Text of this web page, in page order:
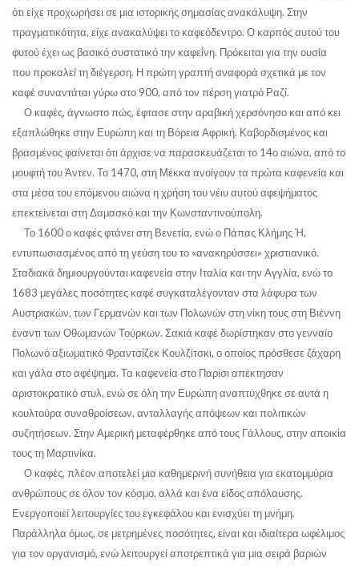
ότι είχε προχωρήσει σε μια ιστορικής σημασίας ανακάλυψη. Στην
πραγματικότητα, είχε ανακαλύψει το καφεόδεντρο. Ο καρπός αυτού του
φυτού έχει ως βασικό συστατικό την καφεΐνη. Πρόκειται για την ουσία
που προκαλεί τη διέγερση. Η πρώτη γραπτή αναφορά σχετικά με τον
καφέ συναντάται γύρω στο 900, από τον πέρση γιατρό Ραζί.
Ο καφές, άγνωστο πώς, έφτασε στην αραβική χερσόνησο και από κει
εξαπλώθηκε στην Ευρώπη και τη Βόρεια Αφρική. Καβορδισμένος και
βρασμένος φαίνεται ότι άρχισε να παρασκευάζεται το 14οαιώνα, από το
μουφτή του Άντεν. Το 1470, στη Μέκκα ανοίγουν τα πρώτα καφενεία και
στα μέσα του επόμενου αιώνα η χρήση του νέιυ αυτού αφεψήματος
επεκτείνεται στη Δαμασκό και την Κωνσταντινούπολη.
Το 1600 ο καφές φτάνει στη Βενετία, ενώ ο Πάπας Κλήμης Ή,
εντυπωσιασμένος από τη γεύση του το «ανακηρύσσει» χριστιανικό.
Σταδιακά δημιουργούνται καφενεία στην Ιταλία και την Αγγλία, ενώ το
1683 μεγάλες ποσότητες καφέ συγκαταλέγονταν στα λάφυρα των
Αυστριακών, των Γερμανών και των Πολωνών στη νίκη τους στη Βιέννη
έναντι των Οθωμανών Τούρκων. Σακιά καφέ δωρίστηκαν στο γενναίο
Πολωνό αξιωματικό Φραντσίζεκ Κουλζίτσκι, ο οποίος πρόσθεσε ζάχαρη
και γάλα στο αφέψημα. Τα καφενεία στο Παρίσι απέκτησαν
αριστοκρατικό στυλ, ενώ σε όλη την Ευρώπη αναπτύχθηκε σε αυτά η
κουλτούρα συναθροίσεων, ανταλλαγής απόψεων και πολιτικών
συζητήσεων. Στην Αμερική μεταφέρθηκε από τους Γάλλους, στην αποικία
τους τη Μαρτινίκα.
Ο καφές, πλέον αποτελεί μια καθημερινή συνήθεια για εκατομμύρια
ανθρώπους σε όλον τον κόσμο, αλλά και ένα είδος απόλαυσης.
Ενεργοποιεί λειτουργίες του εγκεφάλου και ενισχύει τη μνήμη.
Παράλληλα όμως, σε μετρημένες ποσότητες, είναι και ιδιαίτερα ωφέλιμος
για τον οργανισμό, ενώ λειτουργεί αποτρεπτικά για μια σειρά βαριών